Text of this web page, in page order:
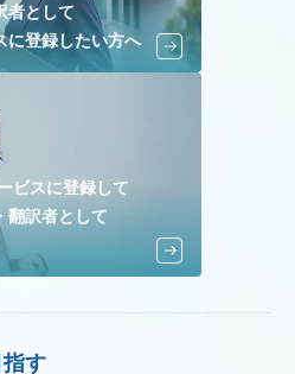
者として
に登録したい方へ
ビスに登録して
翻訳者として
す